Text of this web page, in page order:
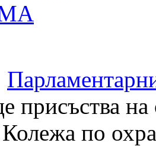
присъства на
по